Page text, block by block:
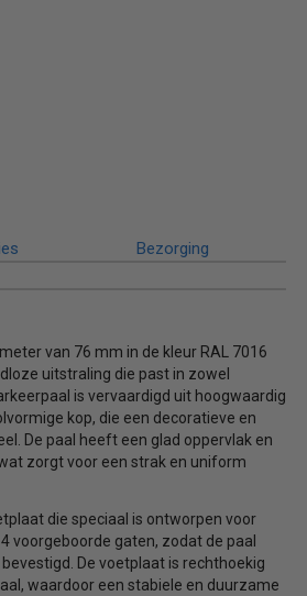
Bezorging
van 76 mm in de kleur RAL 7016
uitstraling die past in zowel
is vervaardigd uit hoogwaardig
kop, die een decoratieve en
De paal heeft een glad oppervlak en
zorgt voor een strak en uniform
die speciaal is ontworpen voor
voorgeboorde gaten, zodat de paal
De voetplaat is rechthoekig
waardoor een stabiele en duurzame